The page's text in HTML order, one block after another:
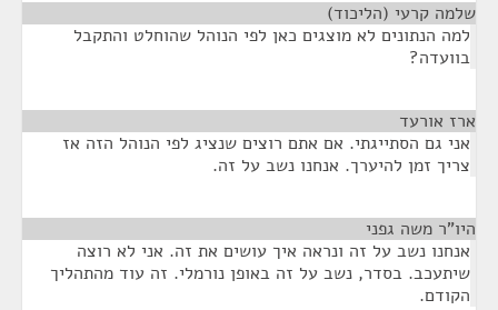
שלמה קרעי (הליכוד)
למה הנתונים לא מוצגים כאן לפי הנוהל שהוחלט והתקבל
בוועדה?
ארז אורעד
אני גם הסתייגתי. אם אתם רוצים שנציג לפי הנוהל הזה אז
צריך זמן להיערך. אנחנו נשב על זה.
היו"ר משה גפני
אנחנו נשב על זה ונראה איך עושים את זה. אני לא רוצה
שיתעכב. בסדר, נשב על זה באופן נורמלי. זה עוד מהתהליך
הקודם.